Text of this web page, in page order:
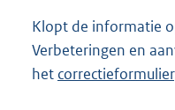
Klopt de informatie
Verbeteringen en
het correctieformulier